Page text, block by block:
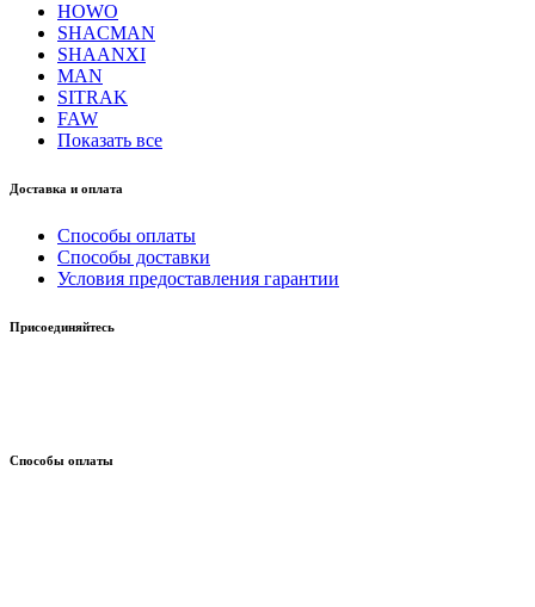
HOWO
SHACMAN
SHAANXI
MAN
SITRAK
FAW
Показать все
Доставка и оплата
Способы оплаты
Способы доставки
Условия предоставления гарантии
Присоединяйтесь
Способы оплаты